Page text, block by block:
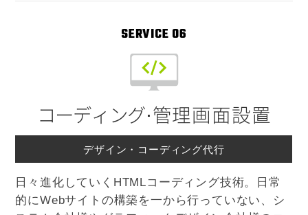
SERVICE 06
コーディング⋅管理画面設置
デザイン・コーディング代行
日々進化していくHTMLコーディング技術。日常
的にWebサイトの構築を一から行っていない、シ